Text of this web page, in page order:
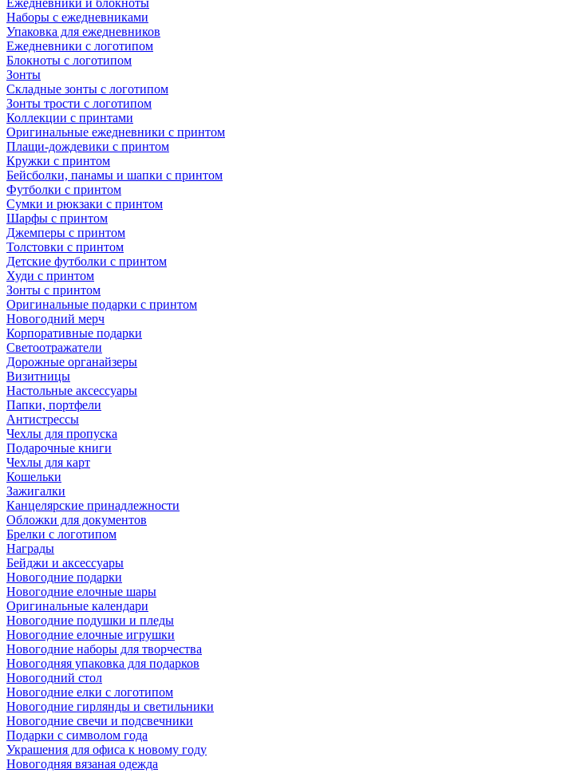
Ежедневники и блокноты
Наборы с ежедневниками
Упаковка для ежедневников
Ежедневники с логотипом
Блокноты с логотипом
Зонты
Складные зонты с логотипом
Зонты трости с логотипом
Коллекции с принтами
Оригинальные ежедневники с принтом
Плащи-дождевики с принтом
Кружки с принтом
Бейсболки, панамы и шапки с принтом
Футболки с принтом
Сумки и рюкзаки с принтом
Шарфы с принтом
Джемперы с принтом
Толстовки с принтом
Детские футболки с принтом
Худи с принтом
Зонты с принтом
Оригинальные подарки с принтом
Новогодний мерч
Корпоративные подарки
Светоотражатели
Дорожные органайзеры
Визитницы
Настольные аксессуары
Папки, портфели
Антистрессы
Чехлы для пропуска
Подарочные книги
Чехлы для карт
Кошельки
Зажигалки
Канцелярские принадлежности
Обложки для документов
Брелки с логотипом
Награды
Бейджи и аксессуары
Новогодние подарки
Новогодние елочные шары
Оригинальные календари
Новогодние подушки и пледы
Новогодние елочные игрушки
Новогодние наборы для творчества
Новогодняя упаковка для подарков
Новогодний стол
Новогодние елки с логотипом
Новогодние гирлянды и светильники
Новогодние свечи и подсвечники
Подарки с символом года
Украшения для офиса к новому году
Новогодняя вязаная одежда